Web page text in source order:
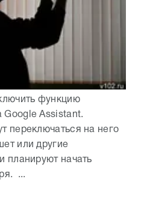
функцию
Google Assistant.
переключаться на него
или другие
планируют начать
...